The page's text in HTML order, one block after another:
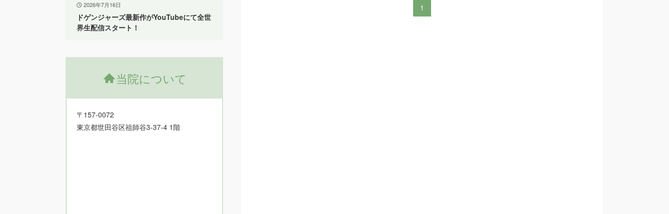
1
2026年7月16日
ドゲンジャーズ最新作がYouTubeにて全世
界生配信スタート！
当院について
〒157-0072
東京都世田谷区祖師谷3-37-4 1階